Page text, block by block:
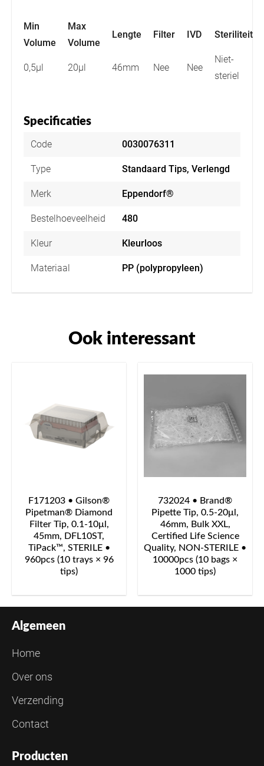
Min
Volume
Max
Volume
Lengte Filter IVD Steriliteit
0,5µl 20µl 46mm Nee Nee
Niet-
steriel
Specificaties
Code 0030076311
Type Standaard Tips, Verlengd
Merk Eppendorf®
Bestelhoeveelheid 480
Kleur Kleurloos
Materiaal PP (polypropyleen)
Ook interessant
F171203 • Gilson®
Pipetman® Diamond
Filter Tip, 0.1-10μl,
45mm, DFL10ST,
TiPack™, STERILE •
960pcs (10 trays × 96
tips)
732024 • Brand®
Pipette Tip, 0.5-20μl,
46mm, Bulk XXL,
Certified Life Science
Quality, NON-STERILE •
10000pcs (10 bags ×
1000 tips)
Algemeen
Home
Over ons
Verzending
Contact
Producten